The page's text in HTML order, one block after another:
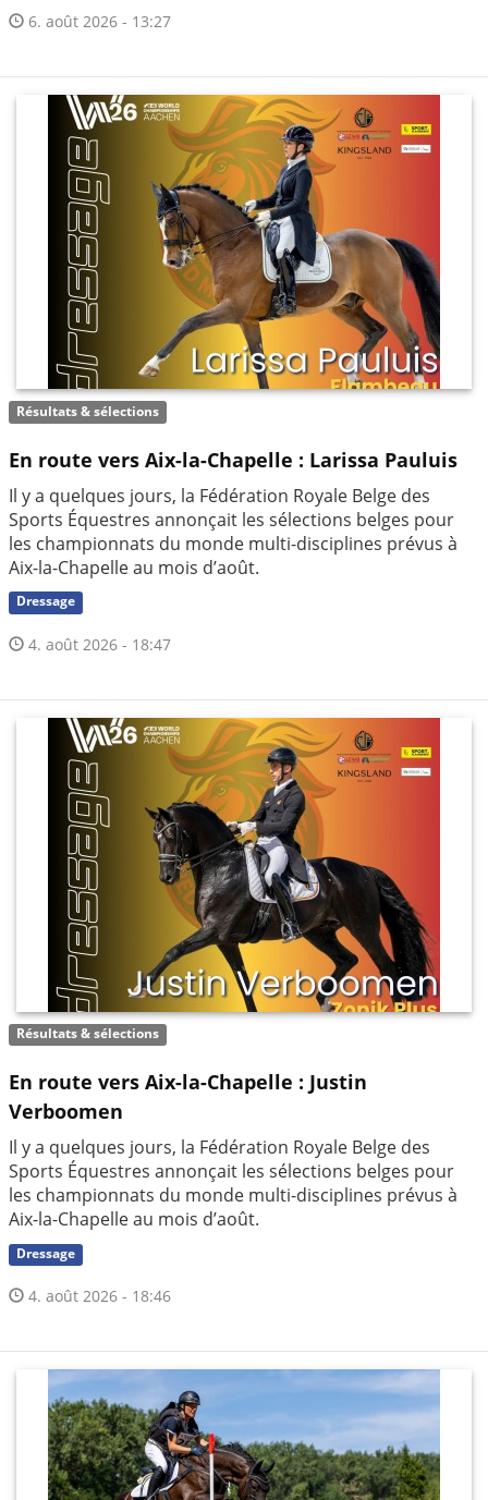
6. août 2026 - 13:27
Résultats & sélections
En route vers Aix-la-Chapelle : Larissa Pauluis
Il y a quelques jours, la Fédération Royale Belge des
Sports Équestres annonçait les sélections belges pour
les championnats du monde multi-disciplines prévus à
Aix-la-Chapelle au mois d’août.
Dressage
4. août 2026 - 18:47
Résultats & sélections
En route vers Aix-la-Chapelle : Justin
Verboomen
Il y a quelques jours, la Fédération Royale Belge des
Sports Équestres annonçait les sélections belges pour
les championnats du monde multi-disciplines prévus à
Aix-la-Chapelle au mois d’août.
Dressage
4. août 2026 - 18:46